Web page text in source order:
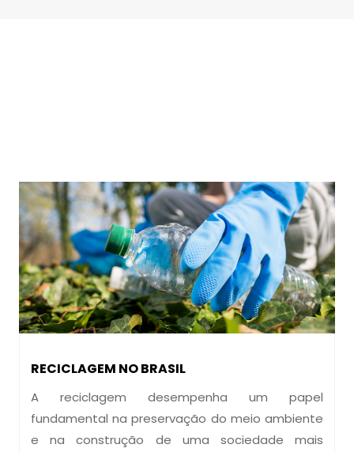
RECICLAGEM NO BRASIL
A reciclagem desempenha um papel
fundamental na preservação do meio ambiente
e na construção de uma sociedade mais